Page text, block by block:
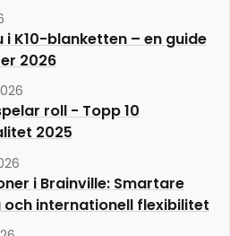
i K10-blanketten – en guide
2026
roll - Topp 10
2025
i Brainville: Smartare
internationell flexibilitet